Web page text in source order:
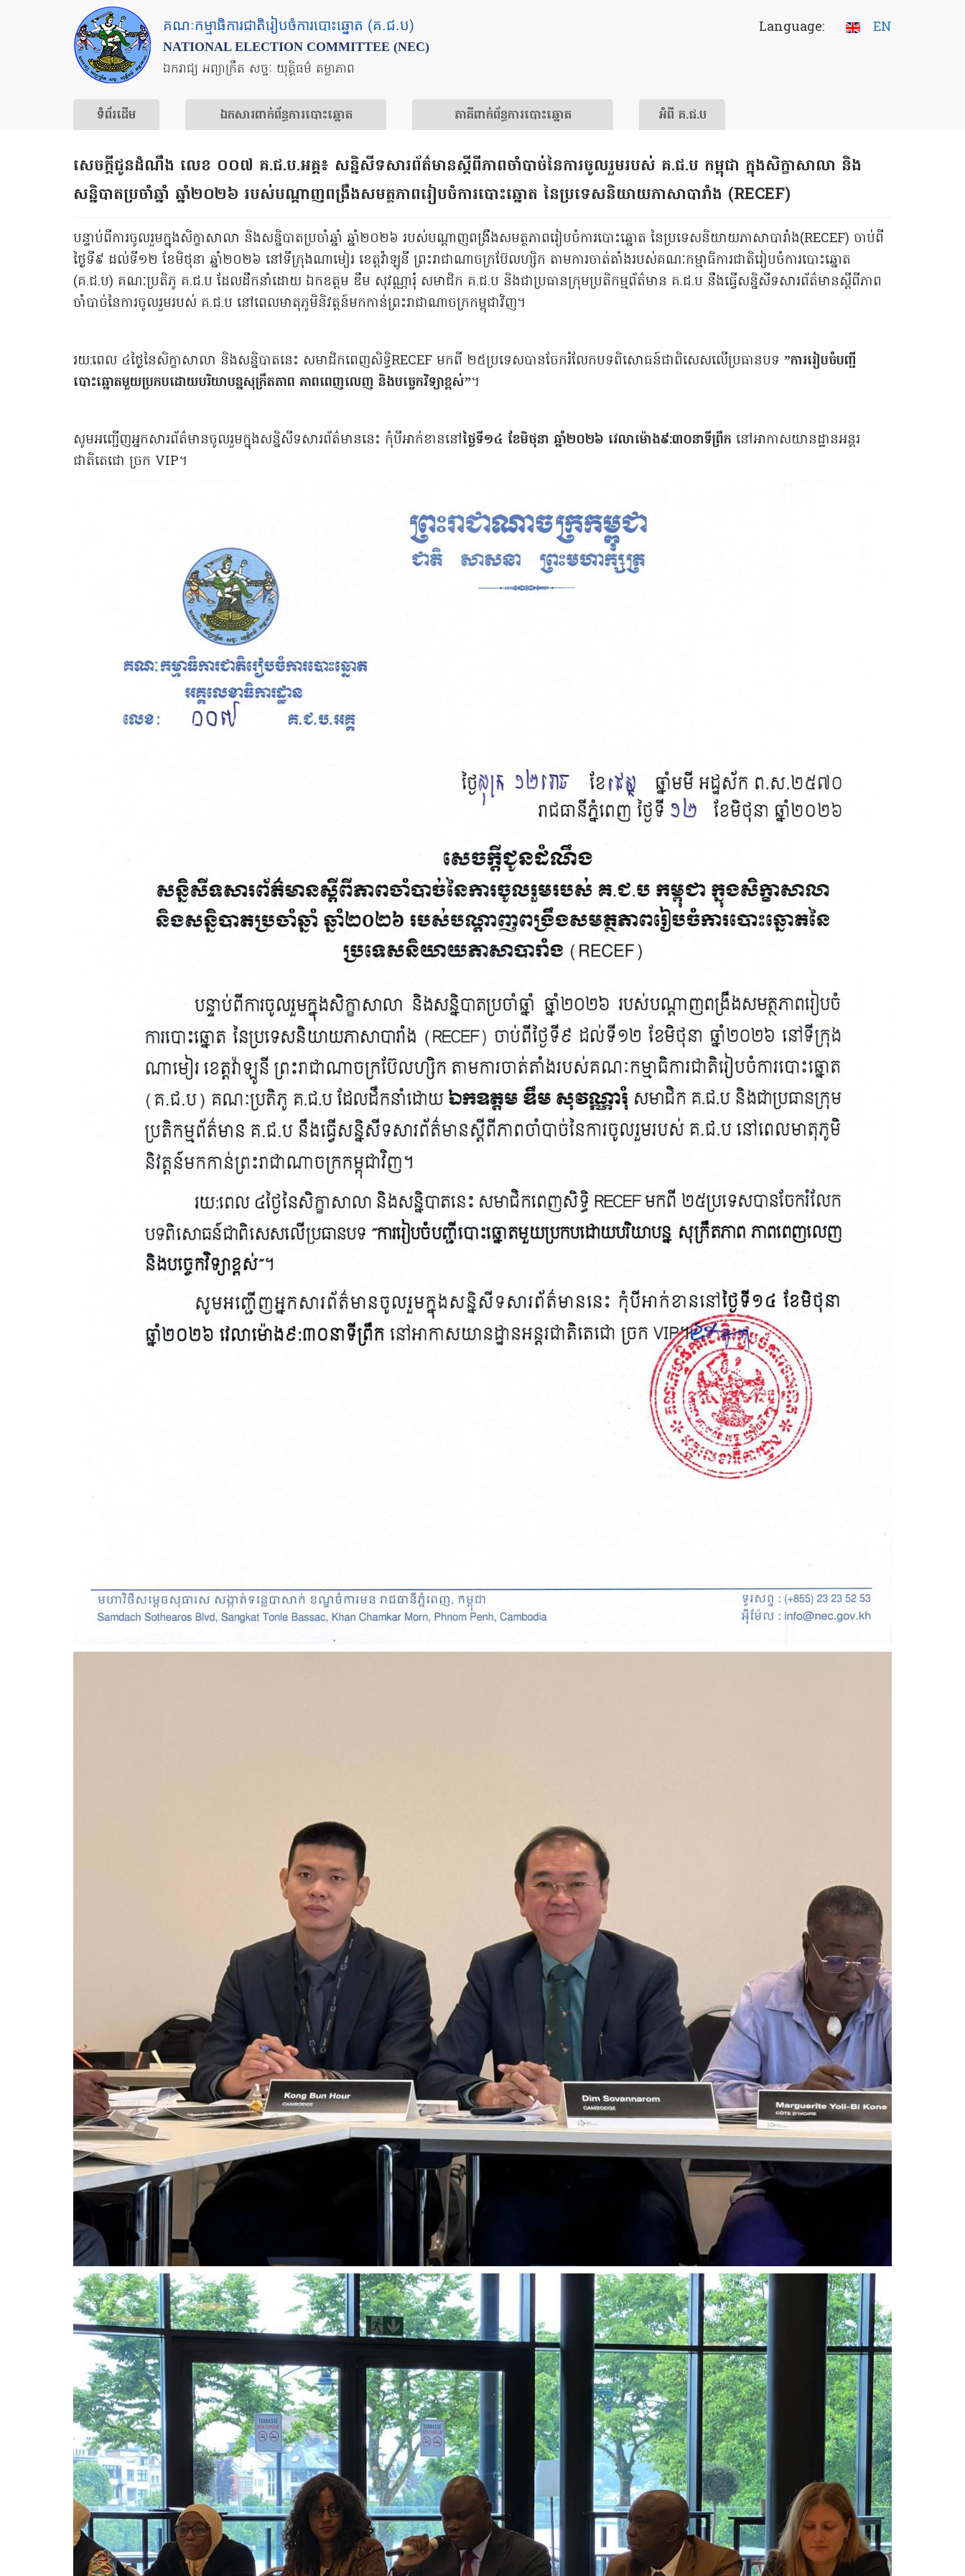
គណៈកម្មាធិការជាតិរៀបចំការបោះឆ្នោត (គ.ជ.ប)
NATIONAL ELECTION COMMITTEE (NEC)
ឯករាជ្យ អព្យាក្រឹត សច្ចៈ យុត្តិធម៌ តម្លាភាព
Language: EN
ទំព័រ​ដើម ឯកសារ​ពាក់ព័ន្ធ​ការ​បោះឆ្នោត ​ភាគីពាក់ព័ន្ធ​​ការ​បោះឆ្នោត អំពី គ.ជ.ប
សេចក្តីជូនដំណឹង​ លេខ​ ០០៧​ គ.ជ.ប.អគ្គ៖ សន្និសីទសារព័ត៌មានស្តីពីភាពចាំបាច់​នៃការចូលរួមរបស់ គ.ជ.ប កម្ពុជា ក្នុងសិក្ខាសាលា និង
សន្និបាតប្រចាំឆ្នាំ ឆ្នាំ២០២៦ របស់បណ្តាញពង្រឹងសមត្ថភាពរៀបចំការបោះឆ្នោត​ នៃប្រទេសនិយាយភាសាបារាំង (RECEF)
បន្ទាប់ពីការចូលរួមក្នុងសិក្ខាសាលា និងសន្និបាតប្រចាំឆ្នាំ ឆ្នាំ២០២៦ របស់បណ្តាញពង្រឹងសមត្ថភាពរៀបចំការបោះឆ្នោត នៃប្រទេសនិយាយភាសាបារាំង(RECEF) ចាប់ពី
ថ្ងៃទី៩ ដល់ទី១២ ខែមិថុនា ឆ្នាំ២០២៦ នៅទីក្រុងណាមៀរ ខេត្តវ៉ាឡូនី ព្រះរាជាណាចក្រប៊ែលហ្សិក តាមការចាត់តាំងរបស់គណៈកម្មាធិការជាតិរៀបចំការបោះឆ្នោត
(គ.ជ.ប) គណៈប្រតិភូ គ.ជ.ប ដែលដឹកនាំដោយ ឯកឧត្តម ឌឹម សុវណ្ណារុំ សមាជិក គ.ជ.ប និងជាប្រធានក្រុមប្រតិកម្មព័ត៌មាន គ.ជ.ប នឹងធ្វើសន្និសីទសារព័ត៌មានស្តីពីភាព
ចាំបាច់នៃការចូលរួមរបស់ គ.ជ.ប នៅពេលមាតុភូមិនិវត្តន៍មកកាន់ព្រះរាជាណាចក្រកម្ពុជាវិញ។
រយ:ពេល ៤ថ្ងៃនៃសិក្ខាសាលា និងសន្និបាតនេះ សមាជិកពេញសិទ្ធិRECEF មកពី ២៥ប្រទេសបានចែករំលែកបទពិសោធន៍ជាពិសេសលើប្រធានបទ ”ការរៀបចំបញ្ជី
បោះឆ្នោតមួយប្រកបដោយបរិយាបន្នសុក្រឹតភាព ភាពពេញលេញ និងបច្ចេកវិទ្យាខ្ពស់”។
សូមអញ្ជើញអ្នកសារព័ត៌មានចូលរួមក្នុងសន្និសីទសារព័ត៌មាននេះ កុំបីអាក់ខាននៅថ្ងៃទី១៤ ខែមិថុនា ឆ្នាំ២០២៦ វេលាម៉ោង៩:៣០នាទីព្រឹក នៅអាកាសយានដ្ឋានអន្តរ
ជាតិតេជោ ច្រក VIP។